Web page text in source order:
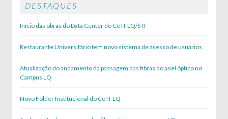
DESTAQUES
Início das obras do Data Center do CeTI-LQ/STI
Restaurante Universitário tem novo sistema de acesso de usuários
Atualização do andamento da passagem das fibras do anel óptico no
Campus LQ
Novo Folder Institucional do CeTI-LQ